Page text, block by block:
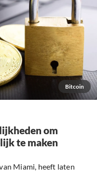
Bitcoin
om
te maken
Miami, heeft laten